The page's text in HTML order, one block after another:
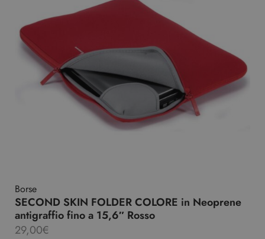
Borse
SECOND SKIN FOLDER COLORE in Neoprene
antigraffio fino a 15,6″ Rosso
29,00€